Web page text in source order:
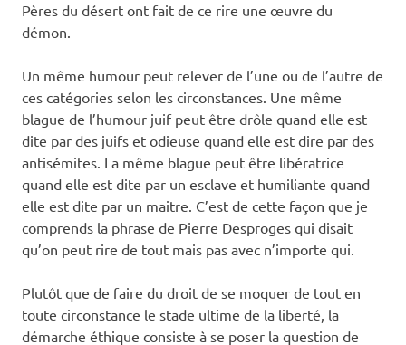
Pères du désert ont fait de ce rire une œuvre du
démon.
Un même humour peut relever de l’une ou de l’autre de
ces catégories selon les circonstances. Une même
blague de l’humour juif peut être drôle quand elle est
dite par des juifs et odieuse quand elle est dire par des
antisémites. La même blague peut être libératrice
quand elle est dite par un esclave et humiliante quand
elle est dite par un maitre. C’est de cette façon que je
comprends la phrase de Pierre Desproges qui disait
qu’on peut rire de tout mais pas avec n’importe qui.
Plutôt que de faire du droit de se moquer de tout en
toute circonstance le stade ultime de la liberté, la
démarche éthique consiste à se poser la question de